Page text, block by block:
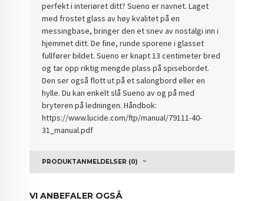
perfekt i interiøret ditt? Sueno er navnet. Laget
med frostet glass av høy kvalitet på en
messingbase, bringer den et snev av nostalgi inn i
hjemmet ditt. De fine, runde sporene i glasset
fullfører bildet. Sueno er knapt 13 centimeter bred
og tar opp riktig mengde plass på spisebordet.
Den ser også flott ut på et salongbord eller en
hylle. Du kan enkelt slå Sueno av og på med
bryteren på ledningen. Håndbok:
https://www.lucide.com/ftp/manual/79111-40-
31_manual.pdf
PRODUKTANMELDELSER (0)
VI ANBEFALER OGSÅ